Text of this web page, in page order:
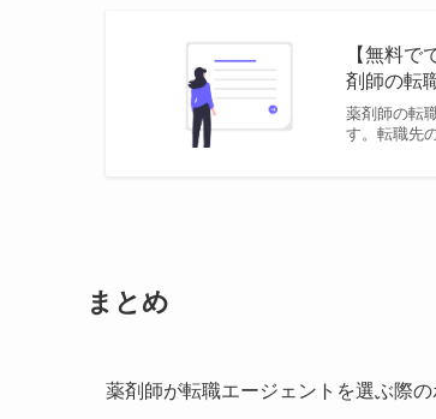
【無料
剤師の転
薬剤師の転
す。転職先
まとめ
薬剤師が転職エージェントを選ぶ際